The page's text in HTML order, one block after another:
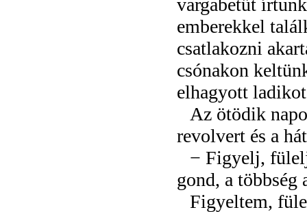
vargabetűt
emberekkel
csatlakozni
csónakon
elhagyott
Az ötödik
revolvert és a
− Figyelj,
gond, a
Figyeltem,